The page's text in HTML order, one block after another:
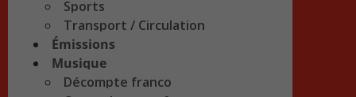
Sports
Transport / Circulation
Émissions
Musique
Décompte franco